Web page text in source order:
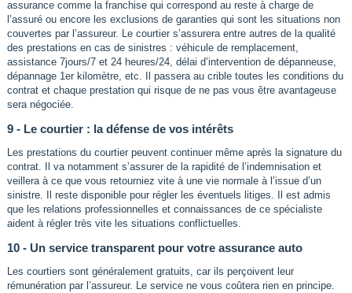
assurance comme la franchise qui correspond au reste à charge de
l’assuré ou encore les exclusions de garanties qui sont les situations non
couvertes par l’assureur. Le courtier s’assurera entre autres de la qualité
des prestations en cas de sinistres : véhicule de remplacement,
assistance 7jours/7 et 24 heures/24, délai d’intervention de dépanneuse,
dépannage 1er kilomètre, etc. Il passera au crible toutes les conditions du
contrat et chaque prestation qui risque de ne pas vous être avantageuse
sera négociée.
9 - Le courtier : la défense de vos intérêts
Les prestations du courtier peuvent continuer même après la signature du
contrat. Il va notamment s’assurer de la rapidité de l’indemnisation et
veillera à ce que vous retourniez vite à une vie normale à l’issue d’un
sinistre. Il reste disponible pour régler les éventuels litiges. Il est admis
que les relations professionnelles et connaissances de ce spécialiste
aident à régler très vite les situations conflictuelles.
10 - Un service transparent pour votre assurance auto
Les courtiers sont généralement gratuits, car ils perçoivent leur
rémunération par l’assureur. Le service ne vous coûtera rien en principe.